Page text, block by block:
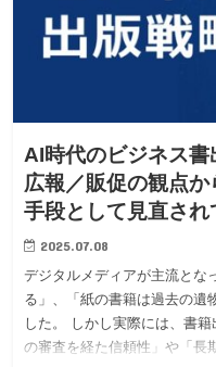
AI時代のビジネス
広報／販促の観点
手段として見直され
2025.07.08
デジタルメディアが主流とな
る」、「紙の書籍は過去の遺
した。 しかし実際には、書
の審査を経た信頼性」や「長